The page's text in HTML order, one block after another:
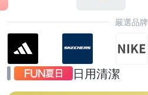
嚴選品牌
日用清潔